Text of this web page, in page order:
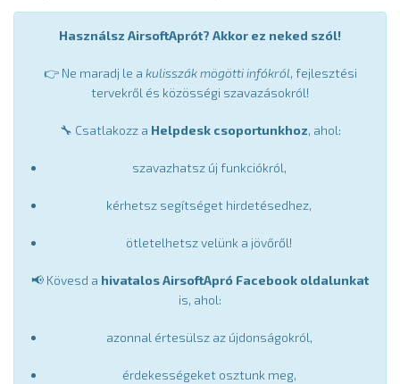
Használsz AirsoftAprót? Akkor ez neked szól!
👉 Ne maradj le a kulisszák mögötti infókról, fejlesztési
tervekről és közösségi szavazásokról!
🔧 Csatlakozz a Helpdesk csoportunkhoz, ahol:
szavazhatsz új funkciókról,
kérhetsz segítséget hirdetésedhez,
ötletelhetsz velünk a jövőről!
📢 Kövesd a hivatalos AirsoftApró Facebook oldalunkat
is, ahol:
azonnal értesülsz az újdonságokról,
érdekességeket osztunk meg,